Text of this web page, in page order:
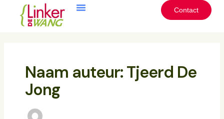
Contact
Naam auteur: Tjeerd De
Jong